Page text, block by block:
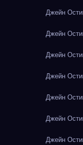
Джейн
Джейн
Джейн
Джейн
Джейн
Джейн
Джейн